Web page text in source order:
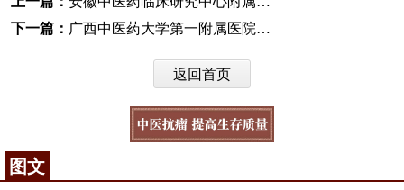
下一篇： 广西中医药大学第一附属医院两部作品荣获2018年全区优秀党员教育电视片三等奖
返回首页
图文